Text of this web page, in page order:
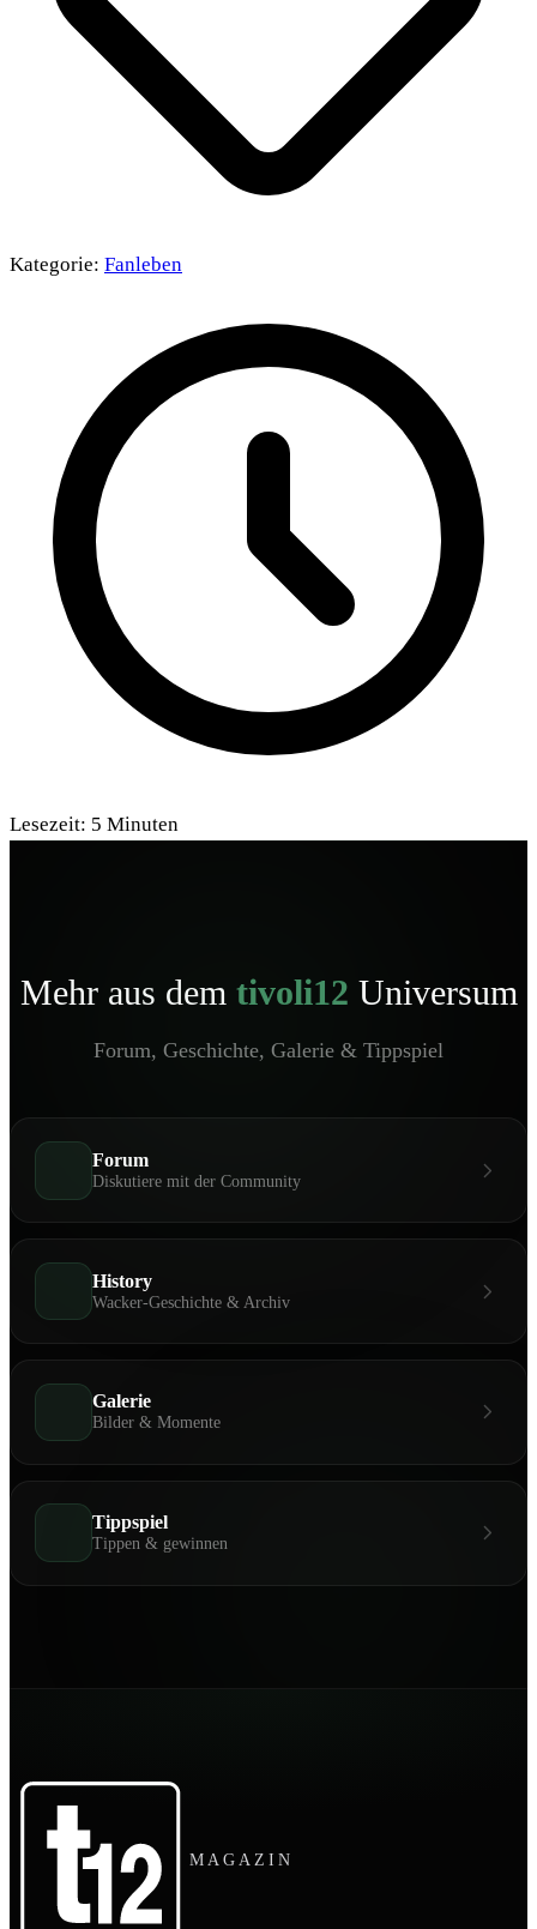
Kategorie: Fanleben
Lesezeit: 5 Minuten
Mehr aus dem tivoli12 Universum
Forum, Geschichte, Galerie & Tippspiel
Forum
Diskutiere mit der Community
History
Wacker-Geschichte & Archiv
Galerie
Bilder & Momente
Tippspiel
Tippen & gewinnen
MAGAZIN